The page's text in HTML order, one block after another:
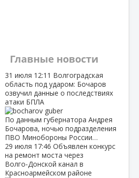
Главные новости
31 июля 12:11 Волгоградская
область под ударом: Бочаров
озвучил данные о последствиях
атаки БПЛА
По данным губернатора Андрея
Бочарова, ночью подразделения
ПВО Минобороны России…
29 июля 17:46 Объявлен конкурс
на ремонт моста через
Волго‑Донской канал в
Красноармейском районе